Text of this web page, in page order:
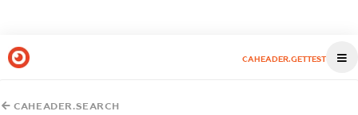
CAHEADER.GETTEST
CAHEADER.SEARCH